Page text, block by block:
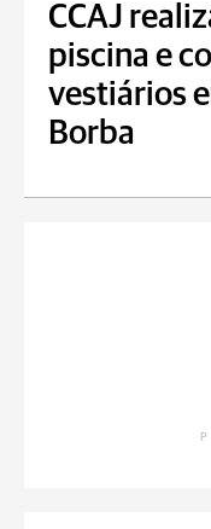
CCAJ
piscina e
vestiários
Borba